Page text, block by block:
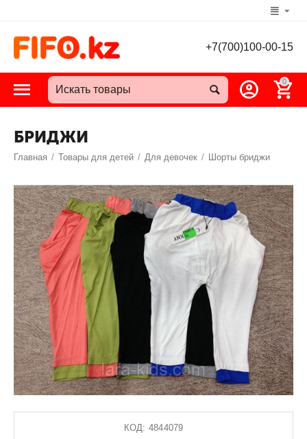
+7(700)100-00-15
0
БРИДЖИ
Главная / Товары для детей / Для девочек / Шорты бриджи
КОД: 4844079